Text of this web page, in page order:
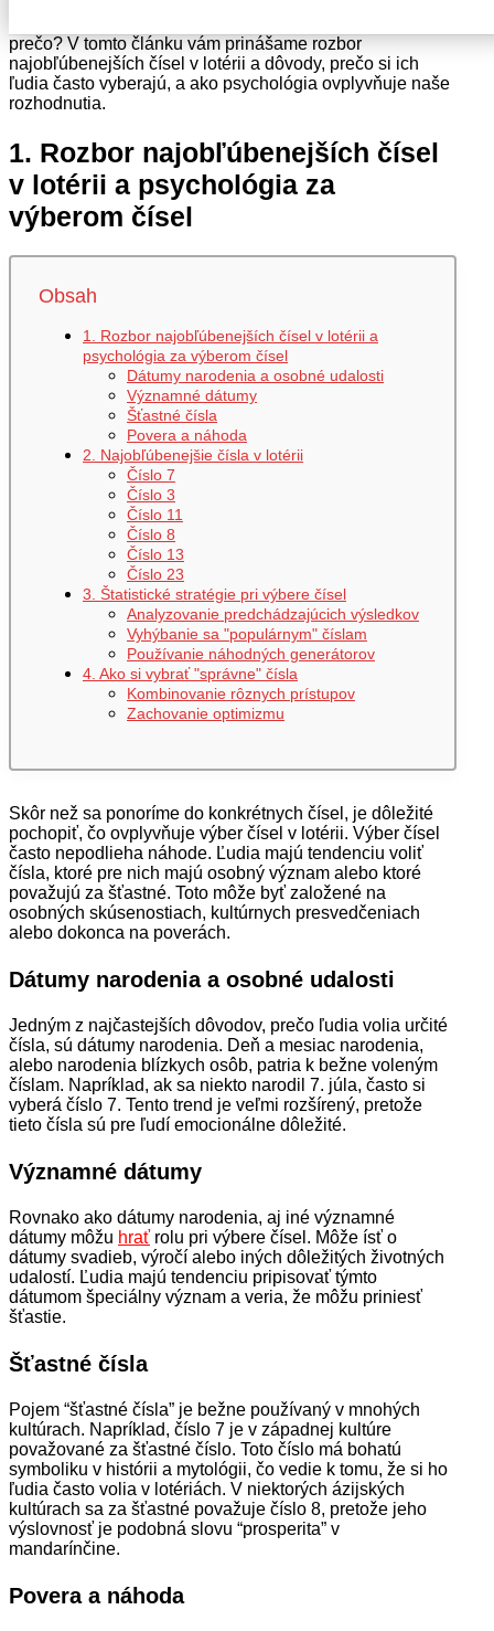
prečo? V tomto článku vám prinášame rozbor
najobľúbenejších čísel v lotérii a dôvody, prečo si ich
ľudia často vyberajú, a ako psychológia ovplyvňuje naše
rozhodnutia.
1. Rozbor najobľúbenejších čísel
v lotérii a psychológia za
výberom čísel
Obsah
1. Rozbor najobľúbenejších čísel v lotérii a
psychológia za výberom čísel
Dátumy narodenia a osobné udalosti
Významné dátumy
Šťastné čísla
Povera a náhoda
2. Najobľúbenejšie čísla v lotérii
Číslo 7
Číslo 3
Číslo 11
Číslo 8
Číslo 13
Číslo 23
3. Štatistické stratégie pri výbere čísel
Analyzovanie predchádzajúcich výsledkov
Vyhýbanie sa "populárnym" číslam
Používanie náhodných generátorov
4. Ako si vybrať "správne" čísla
Kombinovanie rôznych prístupov
Zachovanie optimizmu
Skôr než sa ponoríme do konkrétnych čísel, je dôležité
pochopiť, čo ovplyvňuje výber čísel v lotérii. Výber čísel
často nepodlieha náhode. Ľudia majú tendenciu voliť
čísla, ktoré pre nich majú osobný význam alebo ktoré
považujú za šťastné. Toto môže byť založené na
osobných skúsenostiach, kultúrnych presvedčeniach
alebo dokonca na poverách.
Dátumy narodenia a osobné udalosti
Jedným z najčastejších dôvodov, prečo ľudia volia určité
čísla, sú dátumy narodenia. Deň a mesiac narodenia,
alebo narodenia blízkych osôb, patria k bežne voleným
číslam. Napríklad, ak sa niekto narodil 7. júla, často si
vyberá číslo 7. Tento trend je veľmi rozšírený, pretože
tieto čísla sú pre ľudí emocionálne dôležité.
Významné dátumy
Rovnako ako dátumy narodenia, aj iné významné
dátumy môžu hrať rolu pri výbere čísel. Môže ísť o
dátumy svadieb, výročí alebo iných dôležitých životných
udalostí. Ľudia majú tendenciu pripisovať týmto
dátumom špeciálny význam a veria, že môžu priniesť
šťastie.
Šťastné čísla
Pojem “šťastné čísla” je bežne používaný v mnohých
kultúrach. Napríklad, číslo 7 je v západnej kultúre
považované za šťastné číslo. Toto číslo má bohatú
symboliku v histórii a mytológii, čo vedie k tomu, že si ho
ľudia často volia v lotériách. V niektorých ázijských
kultúrach sa za šťastné považuje číslo 8, pretože jeho
výslovnosť je podobná slovu “prosperita” v
mandarínčine.
Povera a náhoda